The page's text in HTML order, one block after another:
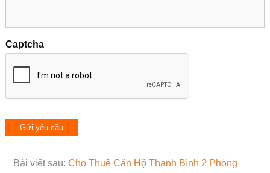
Captcha
Bài viết sau: Cho Thuê Căn Hộ Thanh Bình 2 Phòng